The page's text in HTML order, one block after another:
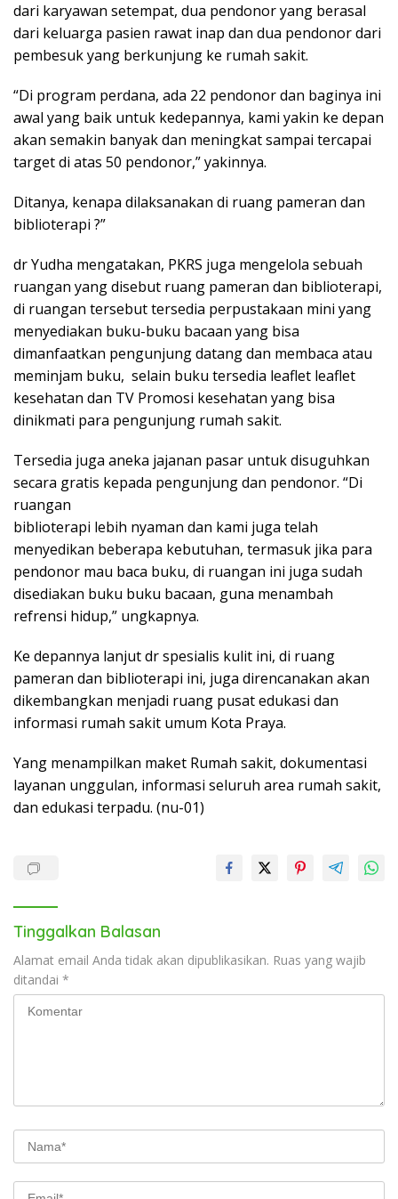
dari karyawan setempat, dua pendonor yang berasal
dari keluarga pasien rawat inap dan dua pendonor dari
pembesuk yang berkunjung ke rumah sakit.
“Di program perdana, ada 22 pendonor dan baginya ini
awal yang baik untuk kedepannya, kami yakin ke depan
akan semakin banyak dan meningkat sampai tercapai
target di atas 50 pendonor,” yakinnya.
Ditanya, kenapa dilaksanakan di ruang pameran dan
biblioterapi ?”
dr Yudha mengatakan, PKRS juga mengelola sebuah
ruangan yang disebut ruang pameran dan biblioterapi,
di ruangan tersebut tersedia perpustakaan mini yang
menyediakan buku-buku bacaan yang bisa
dimanfaatkan pengunjung datang dan membaca atau
meminjam buku, selain buku tersedia leaflet leaflet
kesehatan dan TV Promosi kesehatan yang bisa
dinikmati para pengunjung rumah sakit.
Tersedia juga aneka jajanan pasar untuk disuguhkan
secara gratis kepada pengunjung dan pendonor. “Di
ruangan
biblioterapi lebih nyaman dan kami juga telah
menyedikan beberapa kebutuhan, termasuk jika para
pendonor mau baca buku, di ruangan ini juga sudah
disediakan buku buku bacaan, guna menambah
refrensi hidup,” ungkapnya.
Ke depannya lanjut dr spesialis kulit ini, di ruang
pameran dan biblioterapi ini, juga direncanakan akan
dikembangkan menjadi ruang pusat edukasi dan
informasi rumah sakit umum Kota Praya.
Yang menampilkan maket Rumah sakit, dokumentasi
layanan unggulan, informasi seluruh area rumah sakit,
dan edukasi terpadu. (nu-01)
Tinggalkan Balasan
Alamat email Anda tidak akan dipublikasikan. Ruas yang wajib
ditandai *